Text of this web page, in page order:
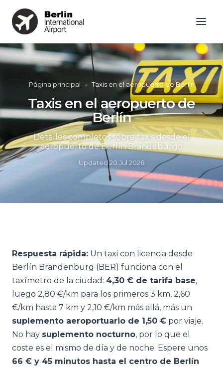
Página principal » Taxis en el aeropuerto de Berlín
Taxis en el aeropuerto de
Berlín
Detalles completos sobre taxis desde el
aeropuerto de Berlín Brandeburgo
Updated20 Jul 2026
Respuesta rápida: Un taxi con licencia desde
Berlín Brandenburg (BER) funciona con el
taxímetro de la ciudad: 4,30 € de tarifa base,
luego 2,80 €/km para los primeros 3 km, 2,60
€/km hasta 7 km y 2,10 €/km más allá, más un
suplemento aeroportuario de 1,50 € por viaje.
No hay suplemento nocturno, por lo que el
coste es el mismo de día y de noche. Espere unos
66 € y 45 minutos hasta el centro de Berlín